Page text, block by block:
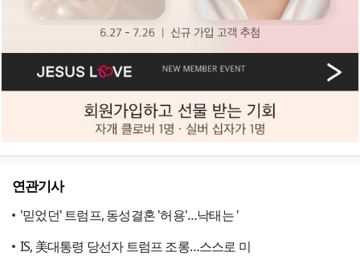
연관기사
'믿었던' 트럼프, 동성결혼 '허용'…낙태는 '
IS, 美대통령 당선자 트럼프 조롱…스스로 미